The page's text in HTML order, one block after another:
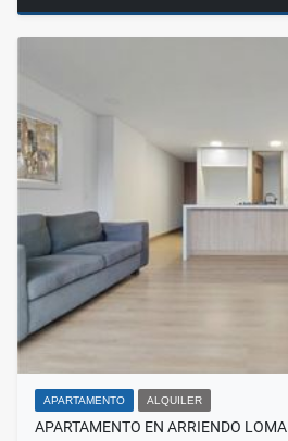
APARTAMENTO ALQUILER
APARTAMENTO EN ARRIENDO